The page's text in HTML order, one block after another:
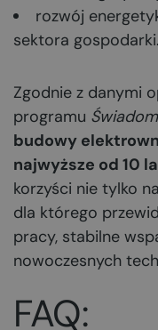
rozwój
sektora gospodarki.
Zgodnie z danymi
programu
budowy
najwyższe od 10
korzyści nie tylko
dla którego
pracy, stabilne
nowoczesnych
FAQ: